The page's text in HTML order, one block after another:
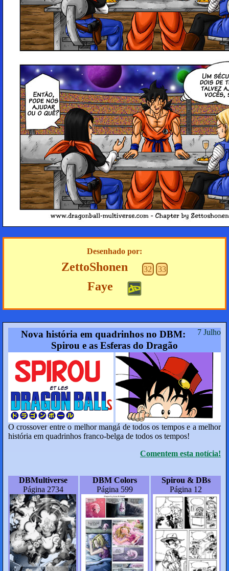
Desenhado por:
ZettoShonen 32 33
Faye
7 Julho
Nova história em quadrinhos no DBM:
Spirou e as Esferas do Dragão
O crossover entre o melhor mangá de todos os tempos e a melhor
história em quadrinhos franco-belga de todos os tempos!
Comentem esta notícia!
DBMultiverse
Página 2734
DBM Colors
Página 599
Spirou & DBs
Página 12